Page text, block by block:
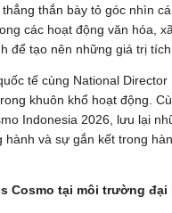
thắn bày tỏ góc nhìn
các hoạt động văn hóa,
để tạo nên những giá trị tích
tế cùng National
khuôn khổ hoạt động.
Indonesia 2026, lưu lại
và sự gắn kết trong
Cosmo tại môi trường đại